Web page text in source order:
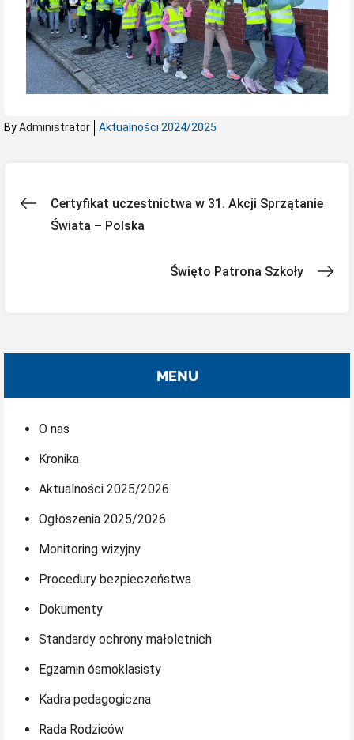
ByAdministrator Aktualności 2024/2025
Nawigacja
Certyfikat uczestnictwa w 31. Akcji Sprzątanie
Świata – Polska
Święto Patrona Szkoły
MENU
O nas
Kronika
Aktualności 2025/2026
Ogłoszenia 2025/2026
Monitoring wizyjny
Procedury bezpieczeństwa
Dokumenty
Standardy ochrony małoletnich
Egzamin ósmoklasisty
Kadra pedagogiczna
Rada Rodziców